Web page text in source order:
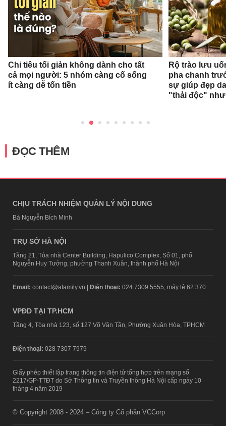
Chi tiêu tối giản không dành cho tất
cả mọi người: 5 nhóm càng cố sống
ít càng dễ tốn tiền
Rộ trào lưu
pha chanh
sự giúp đẹp
"thải độc"
ĐỌC THÊM
CHỊU TRÁCH NHIỆM QUẢN LÝ NỘI DUNG
Bà Nguyễn Bích Minh
TRỤ SỞ HÀ NỘI
Tầng 21, Tòa nhà Center Building, Hapulico Complex, Số 01, phố
Nguyễn Huy Tưởng, phường Thanh Xuân, thành phố Hà Nội
Email: contact@afamily.vn | Điện thoại: 024 7309 5555, máy lẻ 62.370
VPĐD TẠI TP.HCM
Tầng 4, Tòa nhà 123, số 127 Võ Văn Tần, Phường Xuân Hòa, TPHCM
Điện thoại: 028 7307 7979
Giấy phép thiết lập trang thông tin điện tử tổng hợp trên mạng số
2217/GP-TTĐT do Sở Thông tin và Truyền thông Hà Nội cấp ngày 10
tháng 4 năm 2019
© Copyright 2008 - 2024 – Công ty Cổ phần VCCorp